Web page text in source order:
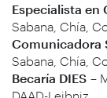
Especialista en
Sabana, Chía,
Comunicadora
Sabana, Chía,
Becaría DIES –
DAAD-Leibniz